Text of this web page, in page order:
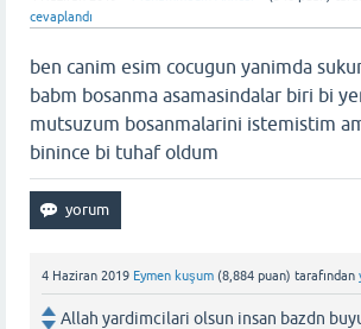
cevaplandı
ben canim esim cocugun yanimda
babm bosanma asamasindalar biri bi
mutsuzum bosanmalarini istemistim
binince bi tuhaf oldum
4 Haziran 2019 Eymen kuşum (8,884 puan) tarafından
Allah yardimcilari olsun insan bazdn